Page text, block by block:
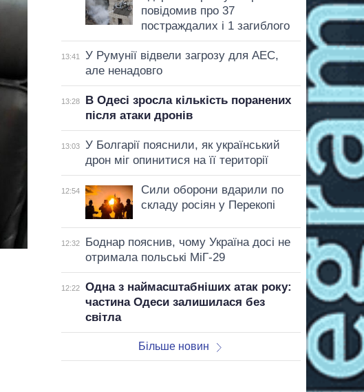
повідомив про 37
постраждалих і 1 загиблого
13:41
У Румунії відвели загрозу для АЕС,
але ненадовго
13:28
В Одесі зросла кількість поранених
після атаки дронів
13:03
У Болгарії пояснили, як український
дрон міг опинитися на її території
12:54
Сили оборони вдарили по
складу росіян у Перекопі
12:32
Боднар пояснив, чому Україна досі не
отримала польські МіГ-29
12:22
Одна з наймасштабніших атак року:
частина Одеси залишилася без
світла
Більше новин